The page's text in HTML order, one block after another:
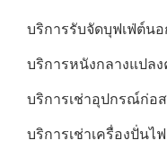
บริการรับจัดบุฟเฟ่ต์น
บริการหนังกลางแปลง
บริการเช่าอุปกรณ์ก่อ
บริการเช่าเครื่องปั่น